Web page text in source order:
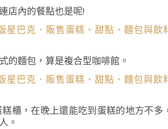
店內的餐點也是呢!
的麵包，算是複合型咖啡館。
櫃，在晚上還能吃到蛋糕的地方不多
。